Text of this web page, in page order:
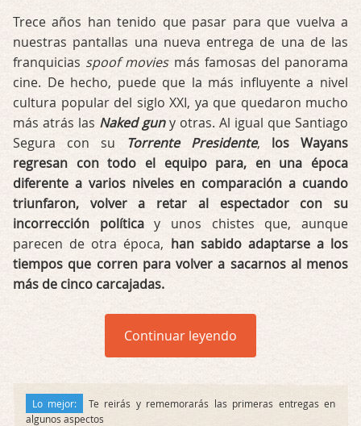
Trece años han tenido que pasar para que vuelva a
nuestras pantallas una nueva entrega de una de las
franquicias spoof moviesmás famosas del panorama
cine. De hecho, puede que la más influyente a nivel
cultura popular del siglo XXI, ya que quedaron mucho
más atrás las Naked guny otras. Al igual que Santiago
Segura con su Torrente Presidente, los Wayans
regresan con todo el equipo para, en una época
diferente a varios niveles en comparación a cuando
triunfaron, volver a retar al espectador con su
incorrección políticay unos chistes que, aunque
parecen de otra época, han sabido adaptarse a los
tiempos que corren para volver a sacarnos al menos
más de cinco carcajadas.
Continuar leyendo
Lo mejor:
Te reirás y rememorarás las primeras entregas en
algunos aspectos